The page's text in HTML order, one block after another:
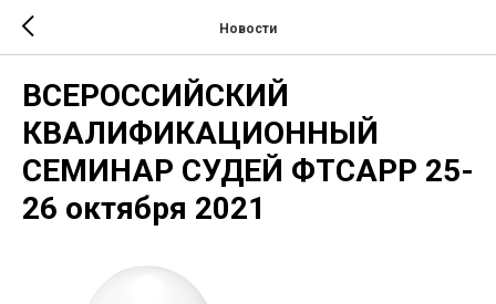
Новости
ВСЕРОССИЙСКИЙ
КВАЛИФИКАЦИОННЫЙ
СЕМИНАР СУДЕЙ ФТСАРР 25-
26 октября 2021